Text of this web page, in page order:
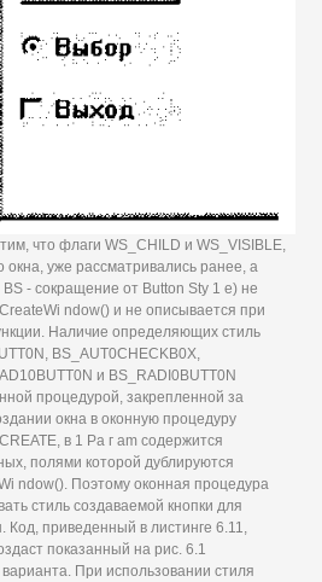
что флаги WS_CHILD и WS_VISIBLE,
уже рассматривались ранее, а
- сокращение от Button Sty 1 е) не
ndow() и не описывается при
Наличие определяющих стиль
BS_AUT0CHECKB0X,
и BS_RADI0BUTT0N
процедурой, закрепленной за
окна в оконную процедуру
в 1 Pa г am содержится
полями которой дублируются
ndow(). Поэтому оконная процедура
стиль создаваемой кнопки для
приведенный в листинге 6.11,
показанный на рис. 6.1
При использовании стиля